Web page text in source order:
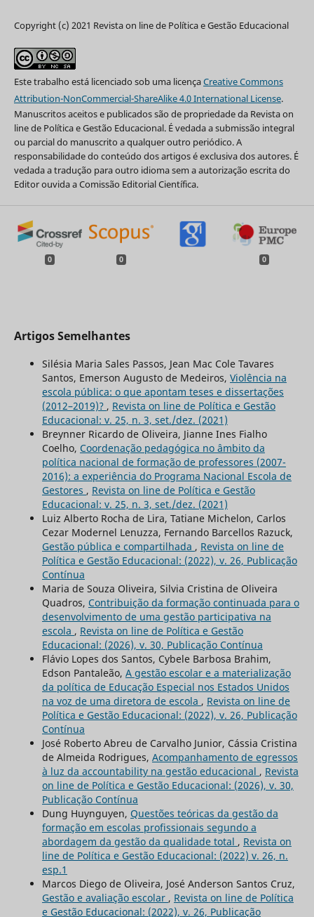
Copyright (c) 2021 Revista on line de Política e Gestão Educacional
Este trabalho está licenciado sob uma licençaCreative Commons
Attribution-NonCommercial-ShareAlike 4.0 International License.
Manuscritos aceitos e publicados são de propriedade da Revista on
line de Política e Gestão Educacional. É vedada a submissão integral
ou parcial do manuscrito a qualquer outro periódico. A
responsabilidade do conteúdo dos artigos é exclusiva dos autores. É
vedada a tradução para outro idioma sem a autorização escrita do
Editor ouvida a Comissão Editorial Científica.
0 0 0
Artigos Semelhantes
Silésia Maria Sales Passos, Jean Mac Cole Tavares
Santos, Emerson Augusto de Medeiros, Violência na
escola pública: o que apontam teses e dissertações
(2012–2019)? , Revista on line de Política e Gestão
Educacional: v. 25, n. 3, set./dez. (2021)
Breynner Ricardo de Oliveira, Jianne Ines Fialho
Coelho, Coordenação pedagógica no âmbito da
política nacional de formação de professores (2007-
2016): a experiência do Programa Nacional Escola de
Gestores , Revista on line de Política e Gestão
Educacional: v. 25, n. 3, set./dez. (2021)
Luiz Alberto Rocha de Lira, Tatiane Michelon, Carlos
Cezar Modernel Lenuzza, Fernando Barcellos Razuck,
Gestão pública e compartilhada , Revista on line de
Política e Gestão Educacional: (2022), v. 26, Publicação
Contínua
Maria de Souza Oliveira, Silvia Cristina de Oliveira
Quadros, Contribuição da formação continuada para o
desenvolvimento de uma gestão participativa na
escola , Revista on line de Política e Gestão
Educacional: (2026), v. 30, Publicação Contínua
Flávio Lopes dos Santos, Cybele Barbosa Brahim,
Edson Pantaleão, A gestão escolar e a materialização
da política de Educação Especial nos Estados Unidos
na voz de uma diretora de escola , Revista on line de
Política e Gestão Educacional: (2022), v. 26, Publicação
Contínua
José Roberto Abreu de Carvalho Junior, Cássia Cristina
de Almeida Rodrigues, Acompanhamento de egressos
à luz da accountability na gestão educacional , Revista
on line de Política e Gestão Educacional: (2026), v. 30,
Publicação Contínua
Dung Huynguyen, Questões teóricas da gestão da
formação em escolas profissionais segundo a
abordagem da gestão da qualidade total , Revista on
line de Política e Gestão Educacional: (2022) v. 26, n.
esp.1
Marcos Diego de Oliveira, José Anderson Santos Cruz,
Gestão e avaliação escolar , Revista on line de Política
e Gestão Educacional: (2022), v. 26, Publicação